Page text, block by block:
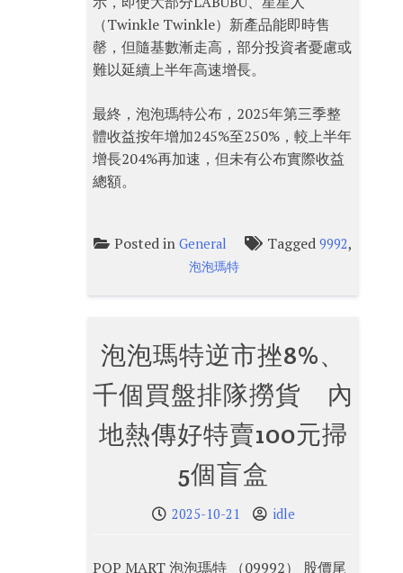
（Twinkle Twinkle）新產品能即時售
罄，但隨基數漸走高，部分投資者憂慮或
難以延續上半年高速增長。
最終，泡泡瑪特公布，2025年第三季整
體收益按年增加245%至250%，較上半年
增長204%再加速，但未有公布實際收益
總額。
Posted inGeneral Tagged9992,
泡泡瑪特
泡泡瑪特逆市挫8%、
千個買盤排隊撈貨 內
地熱傳好特賣100元掃
5個盲盒
2025-10-21 idle
POP MART 泡泡瑪特 （09992） 股價尾